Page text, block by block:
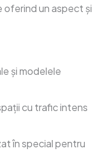
oferind un aspect și
și modelele
cu trafic intens
în special pentru